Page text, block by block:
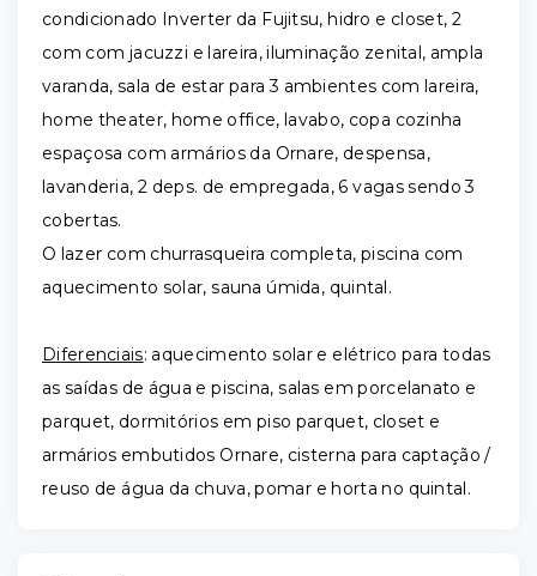
condicionado Inverter da Fujitsu, hidro e closet, 2
com com jacuzzi e lareira, iluminação zenital, ampla
varanda, sala de estar para 3 ambientes com lareira,
home theater, home office, lavabo, copa cozinha
espaçosa com armários da Ornare, despensa,
lavanderia, 2 deps. de empregada, 6 vagas sendo 3
cobertas.
O lazer com churrasqueira completa, piscina com
aquecimento solar, sauna úmida, quintal.
Diferenciais: aquecimento solar e elétrico para todas
as saídas de água e piscina, salas em porcelanato e
parquet, dormitórios em piso parquet, closet e
armários embutidos Ornare, cisterna para captação /
reuso de água da chuva, pomar e horta no quintal.